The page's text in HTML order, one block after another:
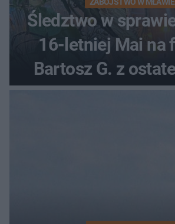
Śledztwo w
16-letniej Mai na
Bartosz G. z
zarzutami